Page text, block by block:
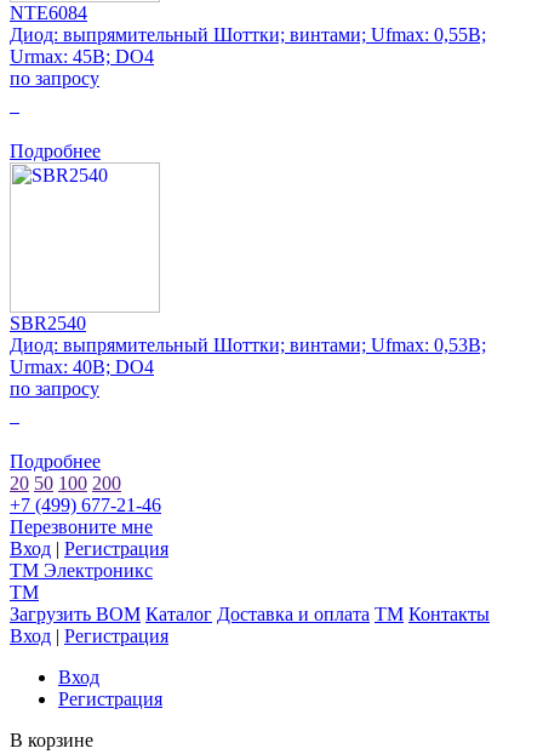
NTE6084
Диод: выпрямительный Шоттки; винтами; Ufmax: 0,55В;
Urmax: 45В; DO4
по запросу
Подробнее
SBR2540
Диод: выпрямительный Шоттки; винтами; Ufmax: 0,53В;
Urmax: 40В; DO4
по запросу
Подробнее
20 50 100 200
+7 (499) 677-21-46
Перезвоните мне
Вход | Регистрация
TM Электроникс
TM
Загрузить BOM Каталог Доставка и оплата TM Контакты
Вход | Регистрация
Вход
Регистрация
В корзине